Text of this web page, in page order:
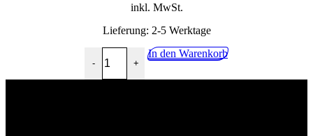
inkl. MwSt.
Lieferung: 2-5 Werktage
-
Gerolsteiner Naturell Gourmet 15x0,5L Menge
+
In den Warenkorb